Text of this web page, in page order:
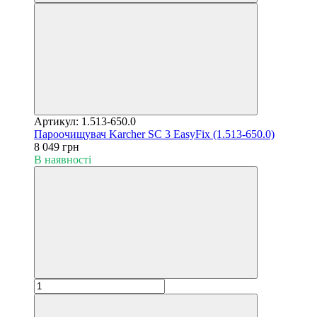
Артикул: 1.513-650.0
Пароочищувач Karcher SC 3 EasyFix (1.513-650.0)
8 049 грн
В наявності